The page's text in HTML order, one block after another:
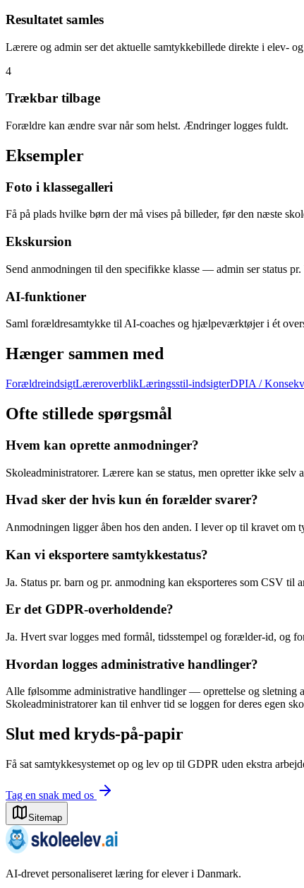
Resultatet samles
Lærere og admin ser det aktuelle samtykkebillede direkte i elev-
4
Trækbar tilbage
Forældre kan ændre svar når som helst. Ændringer logges fuldt.
Eksempler
Foto i klassegalleri
Få på plads hvilke børn der må vises på billeder, før den næste
Ekskursion
Send anmodningen til den specifikke klasse — admin ser status
AI-funktioner
Saml forældresamtykke til AI-coaches og hjælpeværktøjer i ét
Hænger sammen med
ForældreindsigtLæreroverblikLæringsstil-indsigterDPIA /
Ofte stillede spørgsmål
Hvem kan oprette anmodninger?
Skoleadministratorer. Lærere kan se status, men opretter ikke selv
Hvad sker der hvis kun én forælder svarer?
Anmodningen ligger åben hos den anden. I lever op til kravet
Kan vi eksportere samtykkestatus?
Ja. Status pr. barn og pr. anmodning kan eksporteres som CSV til
Er det GDPR-overholdende?
Ja. Hvert svar logges med formål, tidsstempel og forælder-id, og
Hvordan logges administrative handlinger?
Alle følsomme administrative handlinger — oprettelse og sletning
Skoleadministratorer kan til enhver tid se loggen for deres egen
Slut med kryds-på-papir
Få sat samtykkesystemet op og lev op til GDPR uden ekstra
Tag en snak med os
Sitemap
AI-drevet personaliseret læring for elever i Danmark.